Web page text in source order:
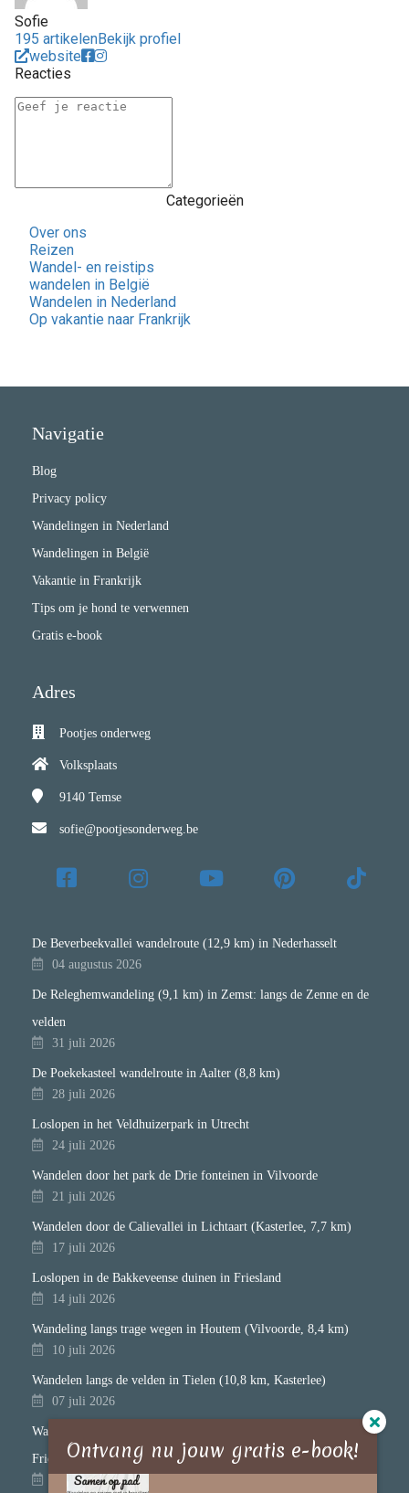
Sofie
195 artikelenBekijk profiel
website
Reacties
Categorieën
Over ons
Reizen
Wandel- en reistips
wandelen in België
Wandelen in Nederland
Op vakantie naar Frankrijk
Navigatie
Blog
Privacy policy
Wandelingen in Nederland
Wandelingen in België
Vakantie in Frankrijk
Tips om je hond te verwennen
Gratis e-book
Adres
Pootjes onderweg
Volksplaats
9140 Temse
sofie@pootjesonderweg.be
De Beverbeekvallei wandelroute (12,9 km) in Nederhasselt
04 augustus 2026
De Releghemwandeling (9,1 km) in Zemst: langs de Zenne en de
velden
31 juli 2026
De Poekekasteel wandelroute in Aalter (8,8 km)
28 juli 2026
Loslopen in het Veldhuizerpark in Utrecht
24 juli 2026
Wandelen door het park de Drie fonteinen in Vilvoorde
21 juli 2026
Wandelen door de Calievallei in Lichtaart (Kasterlee, 7,7 km)
17 juli 2026
Loslopen in de Bakkeveense duinen in Friesland
14 juli 2026
Wandeling langs trage wegen in Houtem (Vilvoorde, 8,4 km)
10 juli 2026
Wandelen langs de velden in Tielen (10,8 km, Kasterlee)
07 juli 2026
Wandelen door het Klimbos in Appelscha (Nationaal Park Drents-
Friese Wold)
03 juli 2026
Ontvang nu jouw gratis e-book!